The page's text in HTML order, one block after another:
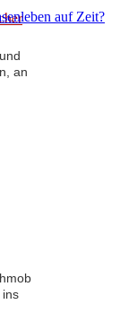
an
ins
auf Zeit?